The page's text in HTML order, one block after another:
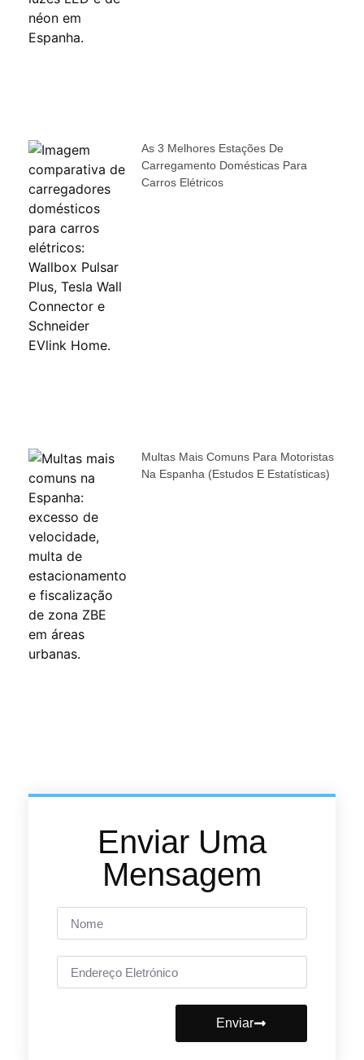
As 3 Melhores Estações De
Carregamento Domésticas Para
Carros Elétricos
Multas Mais Comuns Para Motoristas
Na Espanha (estudos E Estatísticas)
Enviar Uma
Mensagem
Enviar